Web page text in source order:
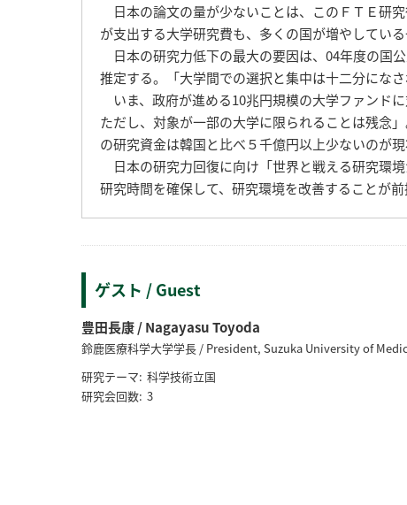
日本の論文の量が少ないことは、このＦＴＥ研
が支出する大学研究費も、多くの国が増やしてい
日本の研究力低下の最大の要因は、04年度の国
推定する。「大学間での選択と集中は十二分にな
いま、政府が進める10兆円規模の大学ファンド
ただし、対象が一部の大学に限られることは残念
の研究資金は韓国と比べ５千億円以上少ないのが現
日本の研究力回復に向け「世界と戦える研究環
研究時間を確保して、研究環境を改善することが前
ゲスト / Guest
豊田長康 / Nagayasu Toyoda
鈴鹿医療科学大学学長 / President, Suzuka University of
研究テーマ: 科学技術立国
研究会回数: 3